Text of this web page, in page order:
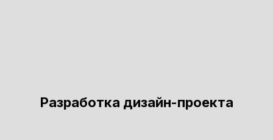
Разработка дизайн-проекта